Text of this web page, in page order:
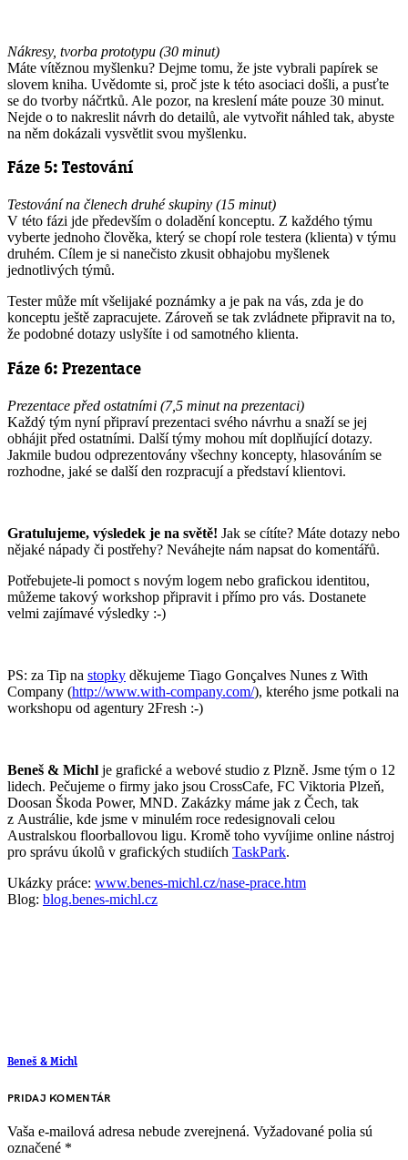
Nákresy, tvorba prototypu (30 minut)
Máte vítěznou myšlenku? Dejme tomu, že jste vybrali papírek se
slovem kniha. Uvědomte si, proč jste k této asociaci došli, a pusťte
se do tvorby náčrtků. Ale pozor, na kreslení máte pouze 30 minut.
Nejde o to nakreslit návrh do detailů, ale vytvořit náhled tak, abyste
na něm dokázali vysvětlit svou myšlenku.
Fáze 5: Testování
Testování na členech druhé skupiny (15 minut)
V této fázi jde především o doladění konceptu. Z každého týmu
vyberte jednoho člověka, který se chopí role testera (klienta) v týmu
druhém. Cílem je si nanečisto zkusit obhajobu myšlenek
jednotlivých týmů.
Tester může mít všelijaké poznámky a je pak na vás, zda je do
konceptu ještě zapracujete. Zároveň se tak zvládnete připravit na to,
že podobné dotazy uslyšíte i od samotného klienta.
Fáze 6: Prezentace
Prezentace před ostatními (7,5 minut na prezentaci)
Každý tým nyní připraví prezentaci svého návrhu a snaží se jej
obhájit před ostatními. Další týmy mohou mít doplňující dotazy.
Jakmile budou odprezentovány všechny koncepty, hlasováním se
rozhodne, jaké se další den rozpracují a představí klientovi.
Gratulujeme, výsledek je na světě! Jak se cítíte? Máte dotazy nebo
nějaké nápady či postřehy? Neváhejte nám napsat do komentářů.
Potřebujete-li pomoct s novým logem nebo grafickou identitou,
můžeme takový workshop připravit i přímo pro vás. Dostanete
velmi zajímavé výsledky :-)
PS: za Tip na stopky děkujeme Tiago Gonçalves Nunes z With
Company (http://www.with-company.com/), kterého jsme potkali na
workshopu od agentury 2Fresh :-)
Beneš & Michl je grafické a webové studio z Plzně. Jsme tým o 12
lidech. Pečujeme o firmy jako jsou CrossCafe, FC Viktoria Plzeň,
Doosan Škoda Power, MND. Zakázky máme jak z Čech, tak
z Austrálie, kde jsme v minulém roce redesignovali celou
Australskou floorballovou ligu. Kromě toho vyvíjime online nástroj
pro správu úkolů v grafických studiích TaskPark.
Ukázky práce: www.benes-michl.cz/nase-prace.htm
Blog: blog.benes-michl.cz
Beneš & Michl
PRIDAJ KOMENTÁR
Vaša e-mailová adresa nebude zverejnená. Vyžadované polia sú
označené *